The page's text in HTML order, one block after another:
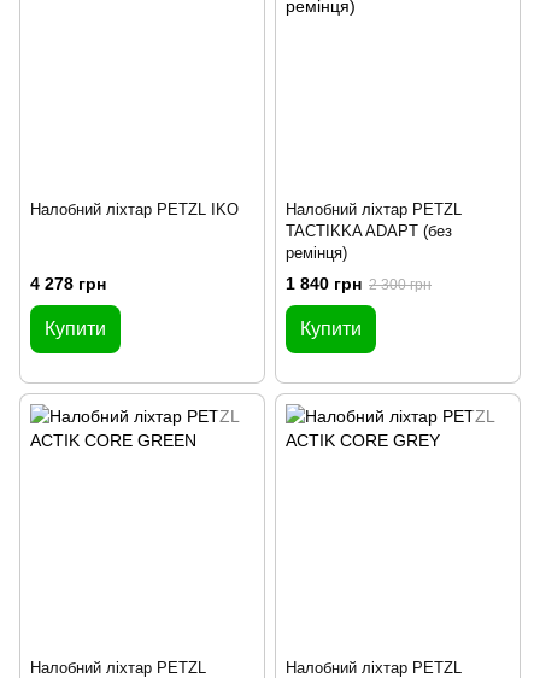
Налобний ліхтар PETZL IKO
4 278 грн
Купити
Налобний ліхтар PETZL
TACTIKKA ADAPT (без
ремінця)
1 840 грн 2 300 грн
Купити
Налобний ліхтар PETZL
Налобний ліхтар PETZL